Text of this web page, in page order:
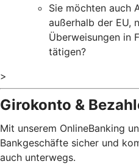
Sie möchten auch
außerhalb der EU,
Überweisungen in
tätigen?
>
Girokonto &
Mit unserem OnlineBanking
Bankgeschäfte sicher und
auch unterwegs.